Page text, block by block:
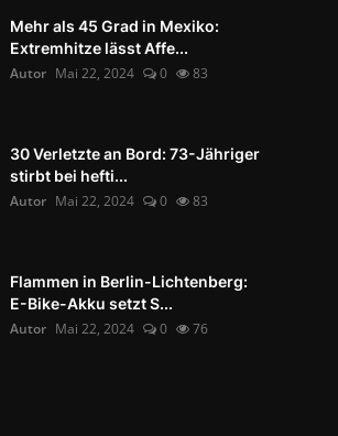
Mehr als 45 Grad in Mexiko:
Extremhitze lässt Affe...
Autor Mai 22, 2024 0 83
30 Verletzte an Bord: 73-Jähriger
stirbt bei hefti...
Autor Mai 22, 2024 0 83
Flammen in Berlin-Lichtenberg:
E-Bike-Akku setzt S...
Autor Mai 22, 2024 0 76